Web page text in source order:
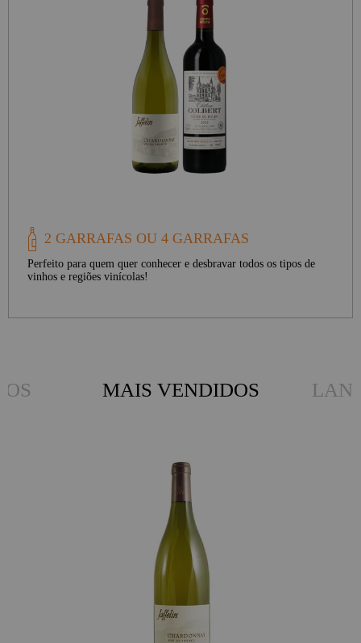
2 GARRAFAS OU 4 GARRAFAS
Perfeito para quem quer conhecer e desbravar todos os tipos de
vinhos e regiões vinícolas!
MAIS VENDIDOS